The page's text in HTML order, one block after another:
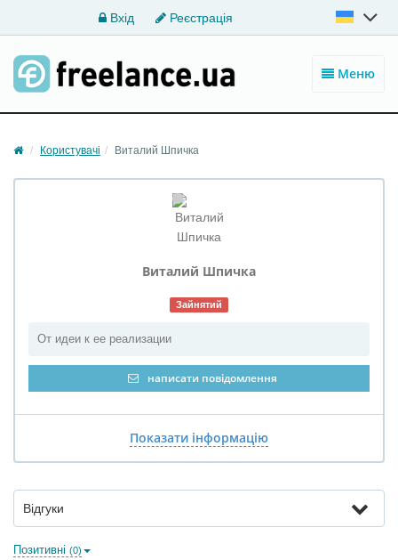
Вхід Реєстрація
Меню
Користувачі Виталий Шпичка
Виталий Шпичка
Зайнятий
От идеи к ее реализации
написати повідомлення
Показати інформацію
Відгуки
Позитивні (0)